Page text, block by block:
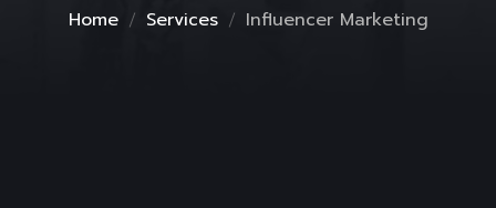
Home Services Influencer Marketing